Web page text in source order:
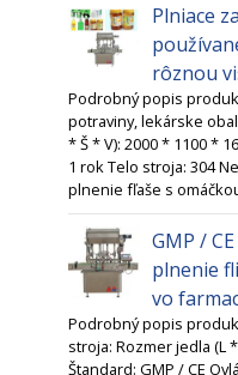
Plniace
rôznou
Podrobný popis
potraviny, lekárske
* Š * V): 2000 * 1100 *
1 rok Telo stroja: 304
plnenie fľaše s
GMP /
plnenie
vo
Podrobný popis
stroja: Rozmer jedla (L
Štandard: GMP / CE